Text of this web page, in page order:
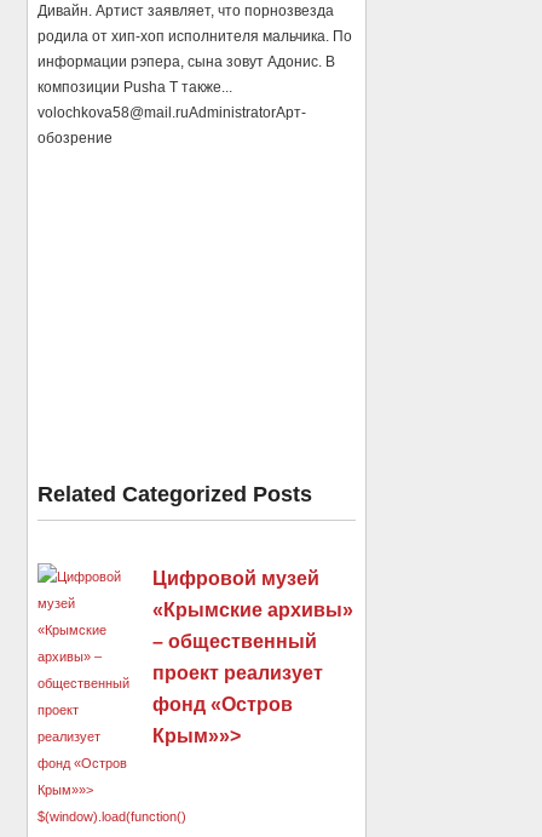
Дивайн. Артист заявляет, что порнозвезда
родила от хип-хоп исполнителя мальчика. По
информации рэпера, сына зовут Адонис. В
композиции Pusha T также...
volochkova58@mail.ruAdministratorАрт-
обозрение
Related Categorized Posts
Цифровой музей
«Крымские архивы»
– общественный
проект реализует
фонд «Остров
Крым»»>